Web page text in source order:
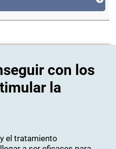
con los
la